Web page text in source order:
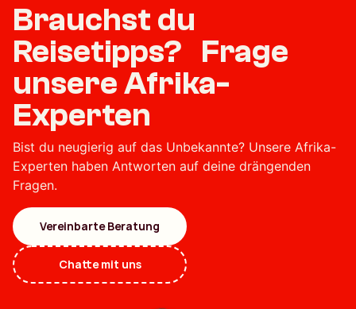
Brauchst du
Reisetipps? Frage
unsere Afrika-
Experten
Bist du neugierig auf das Unbekannte? Unsere Afrika-
Experten haben Antworten auf deine drängenden
Fragen.
Vereinbarte Beratung
Chatte mit uns